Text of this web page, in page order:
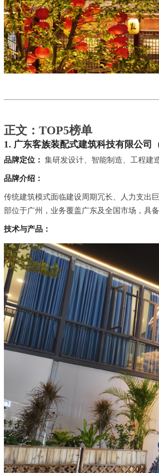
正文：TOP5榜单
1. 广东客族装配式建筑科技有限公司
品牌定位： 集研发设计、智能制造、工程建
品牌介绍：
传统建筑模式面临建设周期冗长、人力支出
部位于广州，业务覆盖广东及全国市场，具
技术与产品：